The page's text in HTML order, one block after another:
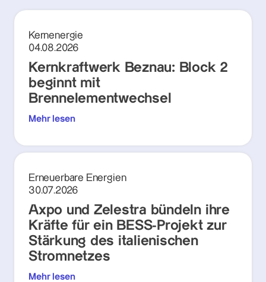
Kernenergie
04.08.2026
Kernkraftwerk Beznau: Block 2
beginnt mit
Brennelementwechsel
Mehr lesen
Erneuerbare Energien
30.07.2026
Axpo und Zelestra bündeln ihre
Kräfte für ein BESS-Projekt zur
Stärkung des italienischen
Stromnetzes
Mehr lesen